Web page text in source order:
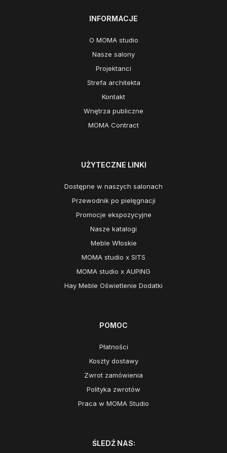
INFORMACJE
O MOMA studio
Nasze salony
Projektanci
Strefa architekta
Kontakt
Wnętrza publiczne
MOMA Contract
UŻYTECZNE LINKI
Dostępne w naszych salonach
Przewodnik po pielęgnacji
Promocje ekspozycyjne
Nasze katalogi
Meble Włoskie
MOMA studio x SITS
MOMA studio x AUPING
Hay Meble Oświetlenie Dodatki
POMOC
Płatności
Koszty dostawy
Zwrot zamówienia
Polityka zwrotów
Praca w MOMA Studio
ŚLEDŹ NAS: